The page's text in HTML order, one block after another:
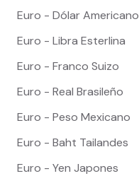
Euro - Dólar Americano
Euro - Libra Esterlina
Euro - Franco Suizo
Euro - Real Brasileño
Euro - Peso Mexicano
Euro - Baht Tailandes
Euro - Yen Japones